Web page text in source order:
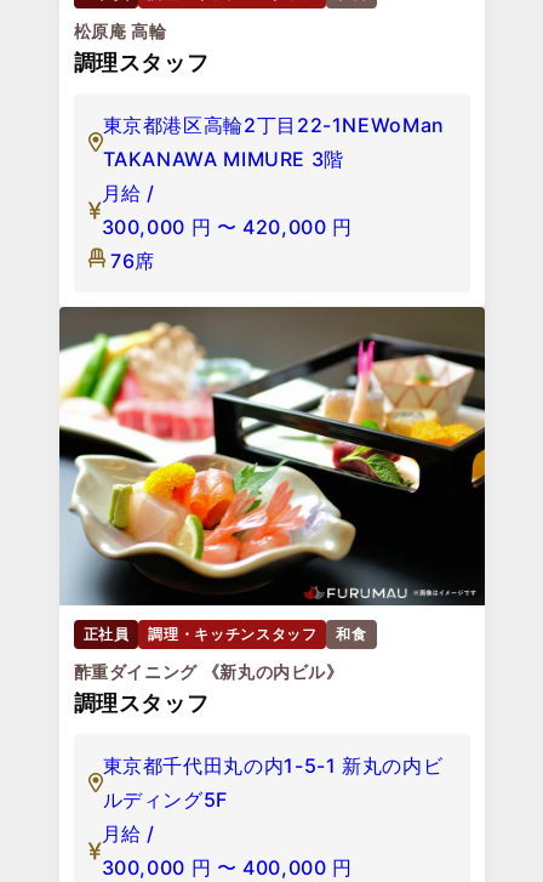
松原庵 高輪
調理スタッフ
東京都港区高輪2丁目22-1NEWoMan
TAKANAWA MIMURE 3階
月給 /
300,000 円 〜 420,000 円
76席
正社員 調理・キッチンスタッフ 和食
酢重ダイニング 《新丸の内ビル》
調理スタッフ
東京都千代田丸の内1-5-1 新丸の内ビ
ルディング5F
月給 /
300,000 円 〜 400,000 円